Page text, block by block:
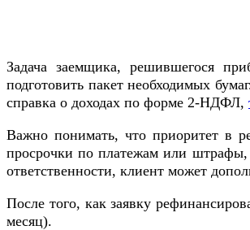
Задача заемщика, решившегося
подготовить пакет необходимых
справка о доходах по форме 2-НДФЛ,
Важно понимать, что приоритет в
просрочки по платежам или штрафы,
ответственности, клиент может
После того, как заявку
месяц).